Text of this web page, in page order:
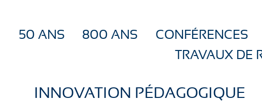
50 ANS 800 ANS CONFÉRENCES
TRAVAUX DE
INNOVATION PÉDAGOGIQUE